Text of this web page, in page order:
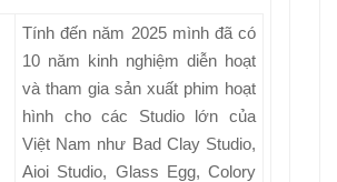
Tính đến năm 2025 mình đã có
10 năm kinh nghiệm diễn hoạt
và tham gia sản xuất phim hoạt
hình cho các Studio lớn của
Việt Nam như Bad Clay Studio,
Aioi Studio, Glass Egg, Colory